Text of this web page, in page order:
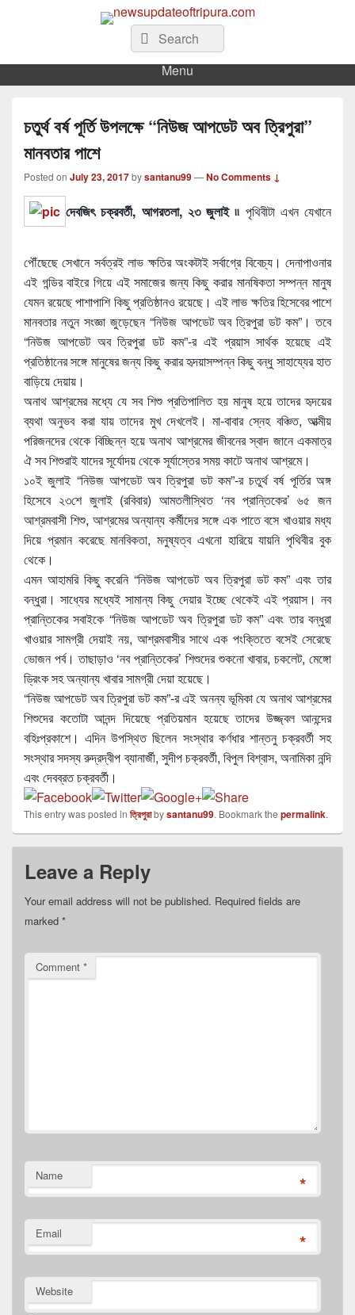
newsupdateoftripura.com
The one & only exceptional Bengali Version online news & infotainment portal
in Tripura.
Search
for:
Search
Menu
চতুর্থ বর্ষ পূর্তি উপলক্ষে “নিউজ আপডেট অব ত্রিপুরা”
মানবতার পাশে
Posted on July 23, 2017bysantanu99—No Comments ↓
দেবজিৎ চক্রবর্তী, আগরতলা, ২৩ জুলাই ৷৷ পৃথিবীটা এখন যেখানে
পৌঁছেছে সেখানে সর্বত্রই লাভ ক্ষতির অংকটাই সর্বাগ্রে বিবেচ্য। দেনাপাওনার
এই গন্ডির বাইরে গিয়ে এই সমাজের জন্য কিছু করার মানষিকতা সম্পন্ন মানুষ
যেমন রয়েছে পাশাপাশি কিছু প্রতিষ্ঠানও রয়েছে। এই লাভ ক্ষতির হিসেবের পাশে
মানবতার নতুন সংজ্ঞা জুড়েছেন “নিউজ আপডেট অব ত্রিপুরা ডট কম”। তবে
“নিউজ আপডেট অব ত্রিপুরা ডট কম”-র এই প্রয়াস সার্থক হয়েছে এই
প্রতিষ্ঠানের সঙ্গে মানুষের জন্য কিছু করার হৃদয়াসম্পন্ন কিছু বন্ধু সাহায্যের হাত
বাড়িয়ে দেয়ায়।
অনাথ আশ্রমের মধ্যে যে সব শিশু প্রতিপালিত হয় মানুষ হয়ে তাদের হৃদয়ের
ব্যথা অনুভব করা যায় তাদের মুখ দেখলেই। মা-বাবার স্নেহ বঞ্চিত, আত্মীয়
পরিজনদের থেকে বিচ্ছিন্ন হয়ে অনাথ আশ্রমের জীবনের স্বাদ জানে একমাত্র
ঐ সব শিশুরাই যাদের সূর্যোদয় থেকে সূর্যাস্তের সময় কাটে অনাথ আশ্রমে।
১০ই জুলাই “নিউজ আপডেট অব ত্রিপুরা ডট কম”-র চতুর্থ বর্ষ পূর্তির অঙ্গ
হিসেবে ২৩শে জুলাই (রবিবার) আমতলীস্থিত ‘নব প্রান্তিকের’ ৬৫ জন
আশ্রমবাসী শিশু, আশ্রমের অন্যান্য কর্মীদের সঙ্গে এক পাতে বসে খাওয়ার মধ্য
দিয়ে প্রমান করেছে মানবিকতা, মনুষ্যত্ব এখনো হারিয়ে যায়নি পৃথিবীর বুক
থেকে।
এমন আহামরি কিছু করেনি “নিউজ আপডেট অব ত্রিপুরা ডট কম” এবং তার
বন্ধুরা। সাধ্যের মধ্যেই সামান্য কিছু দেয়ার ইচ্ছে থেকেই এই প্রয়াস। নব
প্রান্তিকের সবাইকে “নিউজ আপডেট অব ত্রিপুরা ডট কম” এবং তার বন্ধুরা
খাওয়ার সামগ্রী দেয়াই নয়, আশ্রমবাসীর সাথে এক পংক্তিতে বসেই সেরেছে
ভোজন পর্ব। তাছাড়াও ‘নব প্রান্তিকের’ শিশুদের শুকনো খাবার, চকলেট, মেঙ্গো
ড্রিংক সহ অন্যান্য খাবার সামগ্রী দেয়া হয়েছে।
“নিউজ আপডেট অব ত্রিপুরা ডট কম”-র এই অনন্য ভূমিকা যে অনাথ আশ্রমের
শিশুদের কতোটা আনন্দ দিয়েছে প্রতিয়মান হয়েছে তাদের উজ্জ্বল আনন্দের
বহিঃপ্রকাশে। এদিন উপস্থিত ছিলেন সংস্থার কর্ণধার শান্তনু চক্রবর্তী সহ
সংস্থার সদস্য রুদ্রদ্বীপ ব্যানার্জী, সুদীপ চক্রবর্তী, বিপুল বিশ্বাস, অনামিকা নন্দি
এবং দেবব্রত চক্রবর্তী।
This entry was posted in ত্রিপুরাbysantanu99. Bookmark the permalink.
Leave a Reply
Your email address will not be published. Required fields are
marked *
Comment *
Name *
Email *
Website